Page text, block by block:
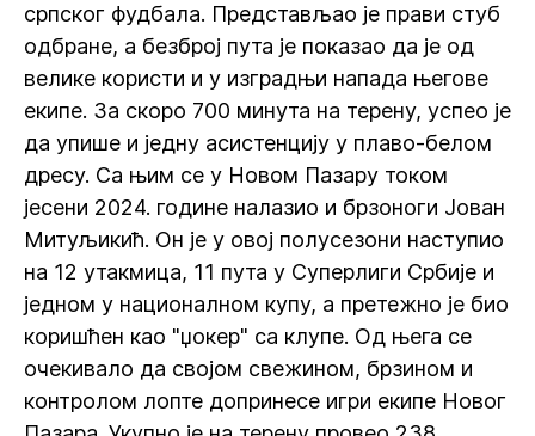
српског фудбала. Представљао је прави стуб
одбране, а безброј пута је показао да је од
велике користи и у изградњи напада његове
екипе. За скоро 700 минута на терену, успео је
да упише и једну асистенцију у плаво-белом
дресу. Са њим се у Новом Пазару током
јесени 2024. године налазио и брзоноги Јован
Митуљикић. Он је у овој полусезони наступио
на 12 утакмица, 11 пута у Суперлиги Србије и
једном у националном купу, а претежно је био
коришћен као "џокер" са клупе. Од њега се
очекивало да својом свежином, брзином и
контролом лопте допринесе игри екипе Новог